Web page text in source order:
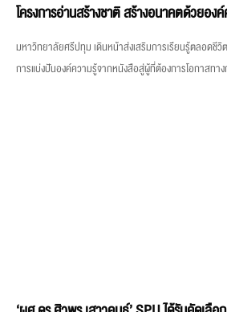
โครงการอ่านสร้างชาติ สร้างอนาคตด้วยอง
มหาวิทยาลัยศรีปทุม เดินหน้าส่งเสริมการเรียนรู้ตลอดชี
การแบ่งปันองค์ความรู้จากหนังสือสู่ผู้ที่ต้องการโอกาสทา